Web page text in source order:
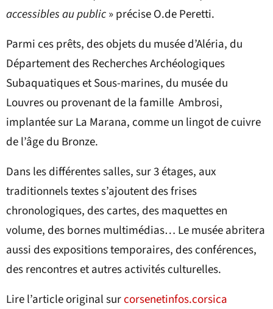
accessibles au public» précise O.de Peretti.
Parmi ces prêts, des objets du musée d’Aléria, du
Département des Recherches Archéologiques
Subaquatiques et Sous-marines, du musée du
Louvres ou provenant de la famille Ambrosi,
implantée sur La Marana, comme un lingot de cuivre
de l’âge du Bronze.
Dans les différentes salles, sur 3 étages, aux
traditionnels textes s’ajoutent des frises
chronologiques, des cartes, des maquettes en
volume, des bornes multimédias… Le musée abritera
aussi des expositions temporaires, des conférences,
des rencontres et autres activités culturelles.
Lire l’article original surcorsenetinfos.corsica